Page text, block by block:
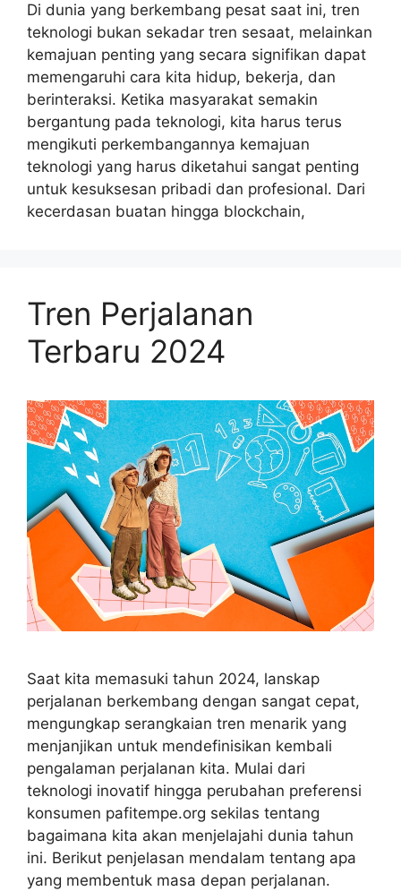
Di dunia yang berkembang pesat saat ini, tren
teknologi bukan sekadar tren sesaat, melainkan
kemajuan penting yang secara signifikan dapat
memengaruhi cara kita hidup, bekerja, dan
berinteraksi. Ketika masyarakat semakin
bergantung pada teknologi, kita harus terus
mengikuti perkembangannya kemajuan
teknologi yang harus diketahui sangat penting
untuk kesuksesan pribadi dan profesional. Dari
kecerdasan buatan hingga blockchain,
Tren Perjalanan
Terbaru 2024
Saat kita memasuki tahun 2024, lanskap
perjalanan berkembang dengan sangat cepat,
mengungkap serangkaian tren menarik yang
menjanjikan untuk mendefinisikan kembali
pengalaman perjalanan kita. Mulai dari
teknologi inovatif hingga perubahan preferensi
konsumen pafitempe.org sekilas tentang
bagaimana kita akan menjelajahi dunia tahun
ini. Berikut penjelasan mendalam tentang apa
yang membentuk masa depan perjalanan.